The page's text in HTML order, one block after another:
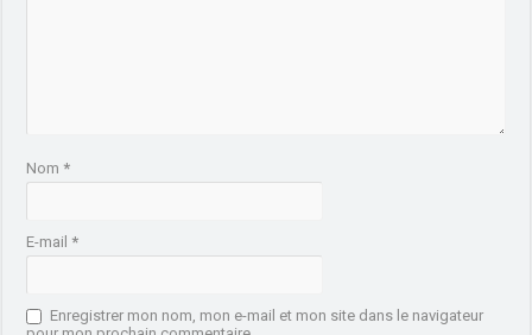
Nom*
E-mail*
Enregistrer mon nom, mon e-mail et mon site dans le navigateur